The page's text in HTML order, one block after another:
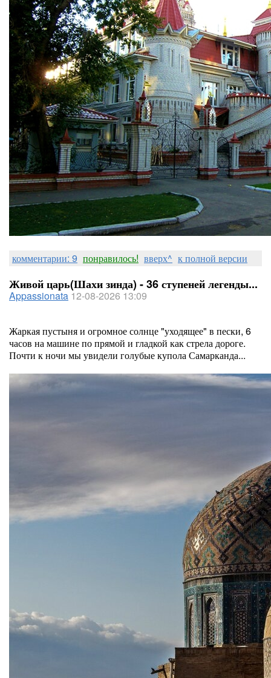
комментарии: 9 понравилось! вверх^ к полной версии
Живой царь(Шахи зинда) - 36 ступеней легенды...
Appassionata 12-08-2026 13:09
Жаркая пустыня и огромное солнце "уходящее" в пески, 6
часов на машине по прямой и гладкой как стрела дороге.
Почти к ночи мы увидели голубые купола Самарканда...